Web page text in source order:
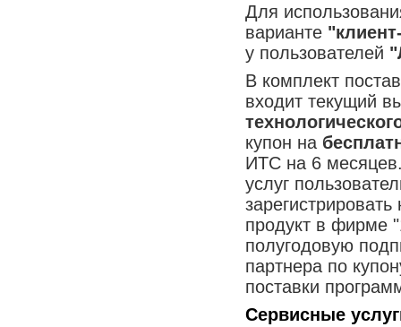
Для
варианте
у пользователей
В комплект
входит текущий
купон на
ИТС на 6
услуг
продукт в фирме
полугодовую
партнера по
поставки
Сервисные